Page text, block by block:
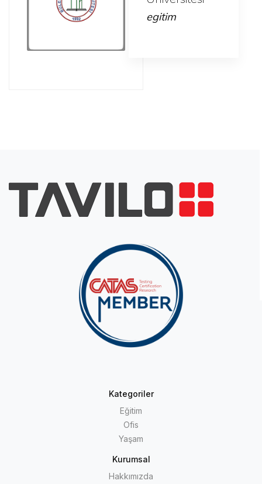
egitim
Kategoriler
Eğitim
Ofis
Yaşam
Kurumsal
Hakkımızda